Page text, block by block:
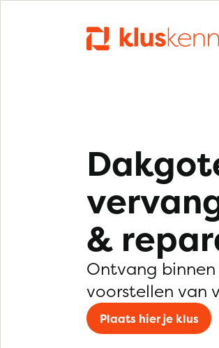
&
Ontvang
voorstellen van
Plaats hier je klus